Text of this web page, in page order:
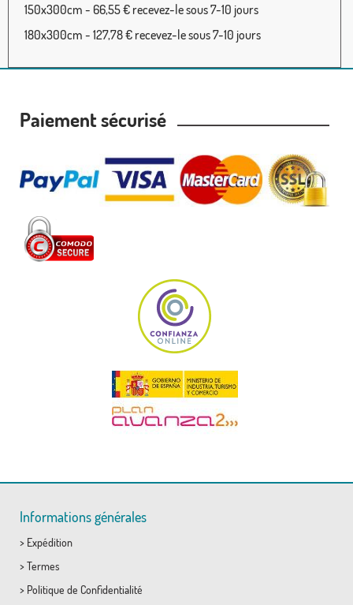
150x300cm - 66,55 € recevez-le sous 7-10 jours
180x300cm - 127,78 € recevez-le sous 7-10 jours
Paiement sécurisé
Informations générales
> Expédition
> Termes
> Politique de Confidentialité